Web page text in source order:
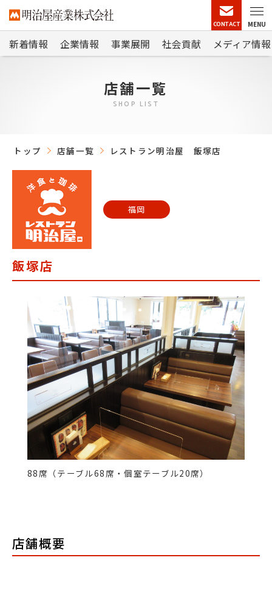
CONTACT MENU
新着情報 企業情報 事業展開 社会貢献 メディア情報
店舗一覧
SHOP LIST
トップ 店舗一覧 レストラン明治屋 飯塚店
福岡
飯塚店
88席（テーブル68席・個室テーブル20席）
店舗概要